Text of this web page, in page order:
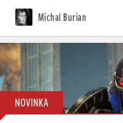
Michal Burian
NOVINKA